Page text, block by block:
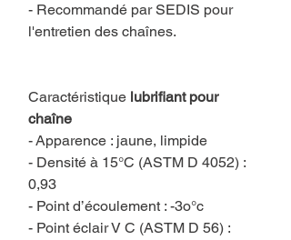
- Recommandé par SEDIS pour
l'entretien des chaînes.
Caractéristique lubrifiant pour
chaîne
- Apparence : jaune, limpide
- Densité à 15°C (ASTM D 4052) :
0,93
- Point d’écoulement : -3o°c
- Point éclair V C (ASTM D 56) :